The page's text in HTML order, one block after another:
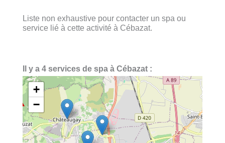
Liste non exhaustive pour contacter un spa ou
service lié à cette activité à Cébazat.
Il y a 4 services de spa à Cébazat :
+
−